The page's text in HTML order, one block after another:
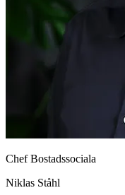
Chef Bostadssociala
Niklas Ståhl